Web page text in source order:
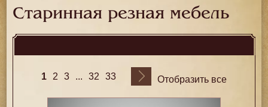
Старинная резная мебель
1 2 3 ... 32 33 Отобразить все